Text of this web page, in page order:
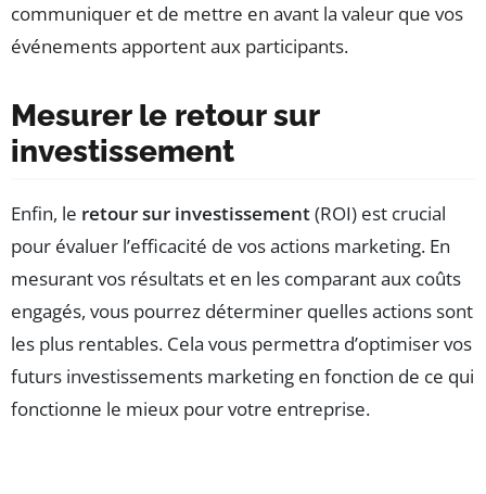
communiquer et de mettre en avant la valeur que vos
événements apportent aux participants.
Mesurer le retour sur
investissement
Enfin, le retour sur investissement(ROI) est crucial
pour évaluer l’efficacité de vos actions marketing. En
mesurant vos résultats et en les comparant aux coûts
engagés, vous pourrez déterminer quelles actions sont
les plus rentables. Cela vous permettra d’optimiser vos
futurs investissements marketing en fonction de ce qui
fonctionne le mieux pour votre entreprise.